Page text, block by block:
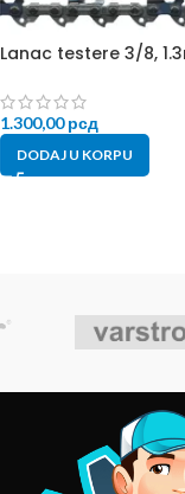
Lanac testere 3/8,
1.300,00рсд
DODAJ U KORPU